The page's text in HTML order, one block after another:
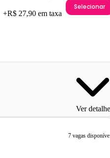
+R$ 27,90 em taxa
Selecionar
Ver
7 vagas